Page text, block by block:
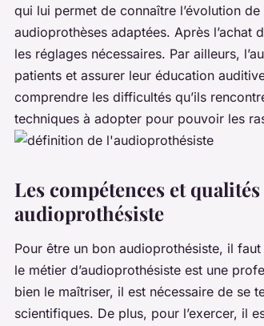
qui lui permet de connaître l’évolution
audioprothèses adaptées. Après
les réglages nécessaires. Par ailleurs,
patients et assurer leur éducation
comprendre les difficultés qu’ils
techniques à adopter pour pouvoir les
Les compétences et
audioprothésiste
Pour être un bon audioprothésiste, il
le métier d’audioprothésiste est une
bien le maîtriser, il est nécessaire de se
scientifiques. De plus, pour l’exercer, il